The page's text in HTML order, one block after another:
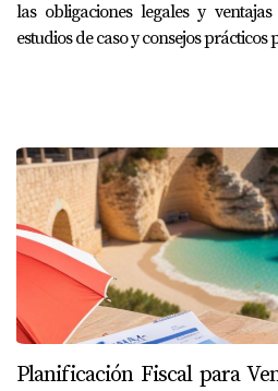
las obligaciones legales y
estudios de caso y consejos prácticos
Planificación Fiscal para